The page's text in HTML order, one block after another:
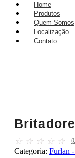
Home
Produtos
Quem Somos
Localização
Contato
☆ ☆ ☆ ☆ ☆ (
Categoria: Furlan